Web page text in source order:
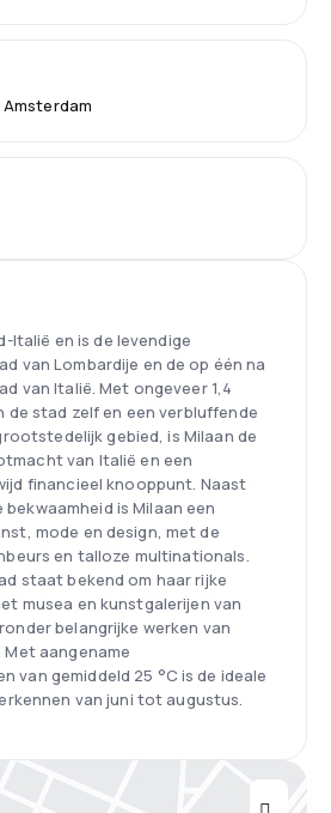
Italië en is de levendige
van Lombardije en de op één na
van Italië. Met ongeveer 1,4
de stad zelf en een verbluffende
gebied, is Milaan de
van Italië en een
financieel knooppunt. Naast
is Milaan een
mode en design, met de
en talloze multinationals.
staat bekend om haar rijke
musea en kunstgalerijen van
belangrijke werken van
aangename
van gemiddeld 25 °C is de ideale
van juni tot augustus.